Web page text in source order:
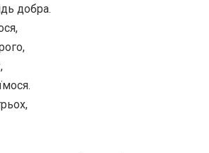
добра.